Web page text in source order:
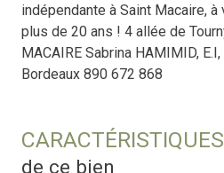
indépendante à Saint Macaire,
plus de 20 ans ! 4 allée de
MACAIRE Sabrina HAMIMID,
Bordeaux 890 672 868
CARACTÉRISTIQUES
de ce bien